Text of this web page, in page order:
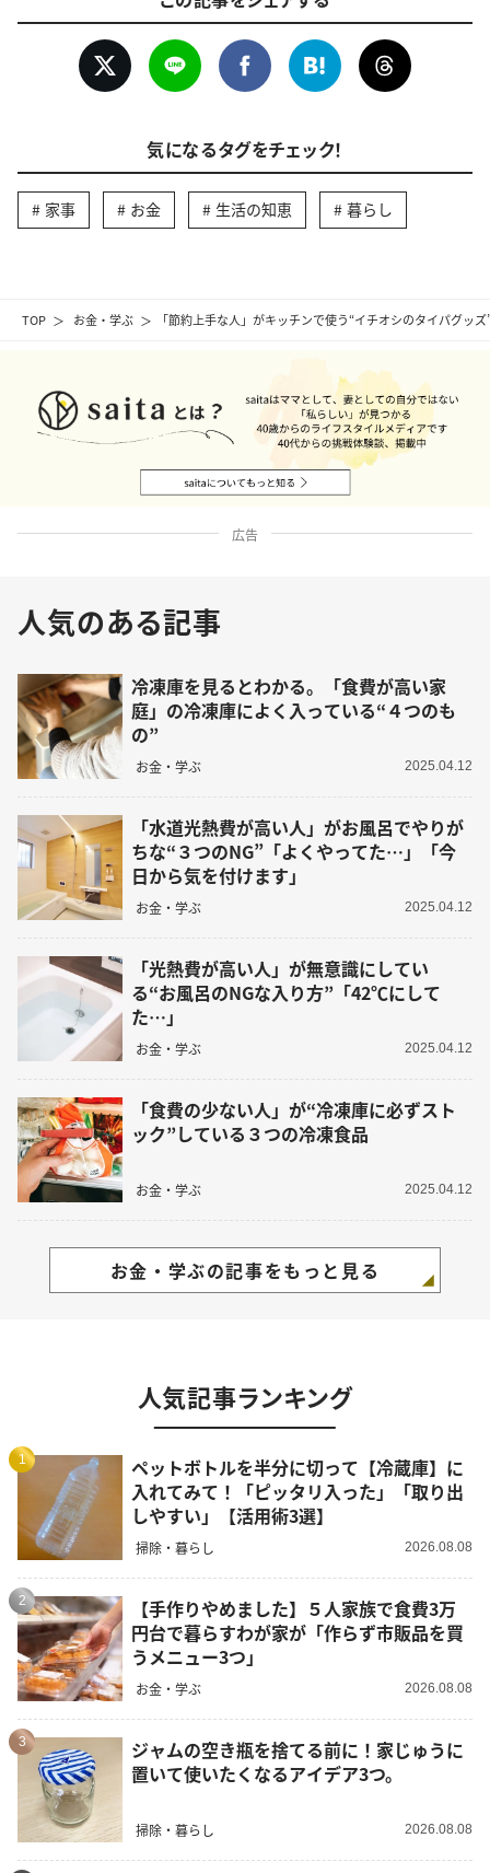
TOP お金・学ぶ 「節約上手な人」がキッチンで使う“イチオシのタイパグッ
気になるタグをチェック！
家事 お金 生活の知恵 暮らし
広告
人気のある記事
冷凍庫を見るとわかる。「食費が高い家
庭」の冷凍庫によく入っている“４つのも
の”
お金・学ぶ 2025.04.12
「水道光熱費が高い人」がお風呂でやりが
ちな“３つのNG”「よくやってた…」「今
日から気を付けます」
お金・学ぶ 2025.04.12
「光熱費が高い人」が無意識にしてい
る“お風呂のNGな入り方”「42℃にして
た…」
お金・学ぶ 2025.04.12
「食費の少ない人」が“冷凍庫に必ずスト
ック”している３つの冷凍食品
お金・学ぶ 2025.04.12
お金・学ぶの記事をもっと見る
人気記事ランキング
1
ペットボトルを半分に切って【冷蔵庫】に
入れてみて！「ピッタリ入った」「取り出
しやすい」【活用術3選】
掃除・暮らし 2026.08.08
2
【手作りやめました】５人家族で食費3万
円台で暮らすわが家が「作らず市販品を買
うメニュー3つ」
お金・学ぶ 2026.08.08
3
ジャムの空き瓶を捨てる前に！家じゅうに
置いて使いたくなるアイデア3つ。
掃除・暮らし 2026.08.08